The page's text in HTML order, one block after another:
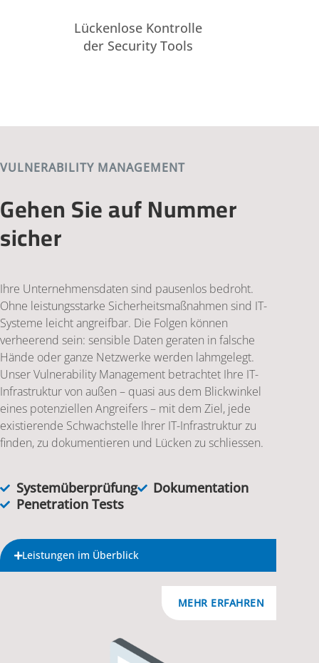
Lückenlose Kontrolle
der Security Tools
VULNERABILITY MANAGEMENT
Gehen Sie auf Nummer
sicher
Ihre Unternehmensdaten sind pausenlos bedroht.
Ohne leistungsstarke Sicherheitsmaßnahmen sind IT-
Systeme leicht angreifbar. Die Folgen können
verheerend sein: sensible Daten geraten in falsche
Hände oder ganze Netzwerke werden lahmgelegt.
Unser Vulnerability Management betrachtet Ihre IT-
Infrastruktur von außen – quasi aus dem Blickwinkel
eines potenziellen Angreifers – mit dem Ziel, jede
existierende Schwachstelle Ihrer IT-Infrastruktur zu
finden, zu dokumentieren und Lücken zu schliessen.
Systemüberprüfung
Dokumentation
Penetration Tests
Leistungen im Überblick
MEHR ERFAHREN